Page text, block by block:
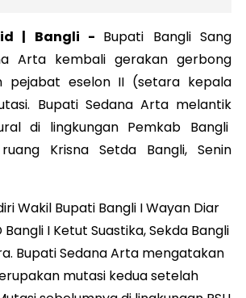
| Bangli - Bupati Bangli Sang
Arta kembali gerakan gerbong
pejabat eselon II (setara kepala
Bupati Sedana Arta melantik
di lingkungan Pemkab Bangli
Krisna Setda Bangli, Senin
Wakil Bupati Bangli I Wayan Diar
Bangli I Ketut Suastika, Sekda Bangli
Bupati Sedana Arta mengatakan
mutasi kedua setelah